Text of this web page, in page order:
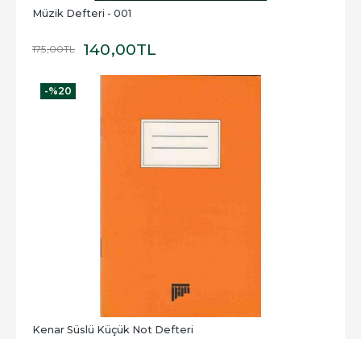
Müzik Defteri - 001
175,00TL 140,00TL
-%20
Kenar Süslü Küçük Not Defteri